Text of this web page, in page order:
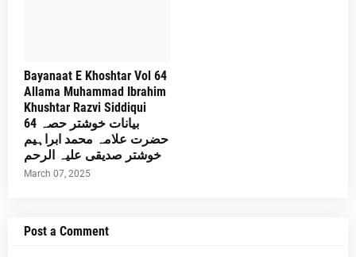
Bayanaat E Khoshtar Vol 64
Allama Muhammad Ibrahim
Khushtar Razvi Siddiqui
بیانات خوشتر حصہ 64
حضرت علامہ محمد ابراہیم
خوشتر صدیقی علیہ الرحم
March 07, 2025
Post a Comment